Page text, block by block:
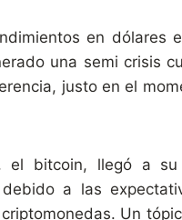
en dólares
una semi crisis
justo en el
el bitcoin, llegó a
debido a las
Un